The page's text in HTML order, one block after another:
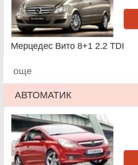
Мерцедес Вито 8+1 2.2 TDI
още
АВТОМАТИК